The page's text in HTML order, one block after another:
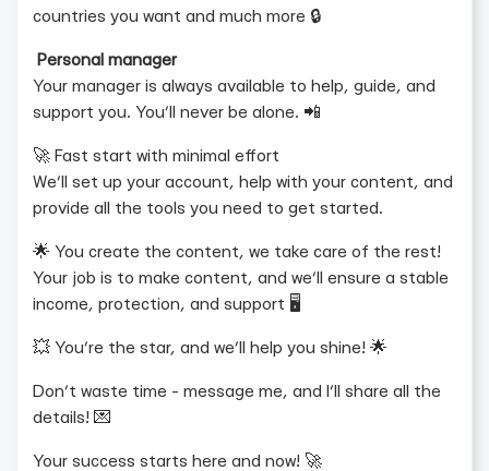
countries you want and much more 🔒
Personal manager
Your manager is always available to help, guide, and
support you. You’ll never be alone. 📲
🚀 Fast start with minimal effort
We’ll set up your account, help with your content, and
provide all the tools you need to get started.
🌟 You create the content, we take care of the rest!
Your job is to make content, and we’ll ensure a stable
income, protection, and support 🖥
💥 You’re the star, and we’ll help you shine! 🌟
Don’t waste time - message me, and I’ll share all the
details! 💌
Your success starts here and now! 🚀